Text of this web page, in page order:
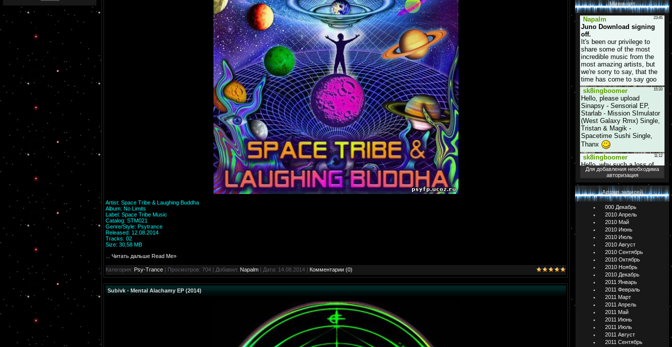
Artist: Space Tribe & Laughing Buddha
Album: No Limits
Label: Space Tribe Music
Catalog: STM021
Genre/Style: Psytrance
Released: 12.08.2014
Tracks: 02
Size: 30,58 MB
Читать дальше Read Me»
Категория: Psy-Trance | Просмотров: 704 | Добавил: Napalm | Дата: 14.08.2014 Комментарии (0)
Subivk - Mental Alachamy EP (2014)
Мини-чат
Для добавления необходима
авторизация
Архив записей
000 Декабрь
2010 Апрель
2010 Май
2010 Июнь
2010 Июль
2010 Август
2010 Сентябрь
2010 Октябрь
2010 Ноябрь
2010 Декабрь
2011 Январь
2011 Февраль
2011 Март
2011 Апрель
2011 Май
2011 Июнь
2011 Июль
2011 Август
2011 Сентябрь